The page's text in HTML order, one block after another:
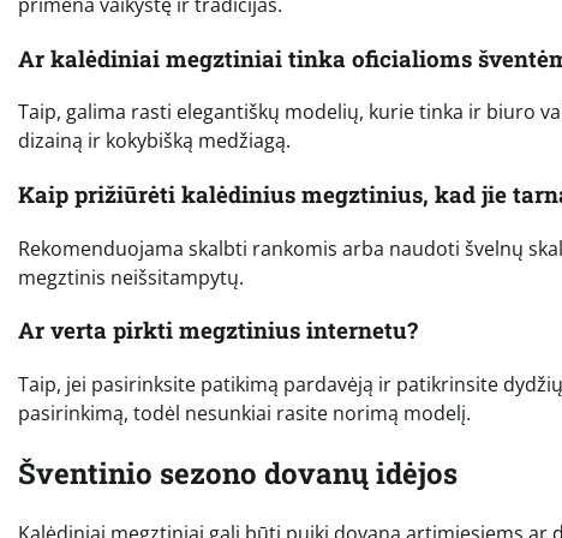
Ar kalėdiniai megztiniai tinka oficialioms
Taip, galima rasti elegantiškų modelių, kurie tinka ir biuro
dizainą ir kokybišką medžiagą.
Kaip prižiūrėti kalėdinius megztinius, kad jie
Rekomenduojama skalbti rankomis arba naudoti švelnų
megztinis neišsitampytų.
Ar verta pirkti megztinius internetu?
Taip, jei pasirinksite patikimą pardavėją ir patikrinsite
pasirinkimą, todėl nesunkiai rasite norimą modelį.
Šventinio sezono dovanų idėjos